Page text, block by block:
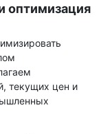
оптимизация
текущих цен и